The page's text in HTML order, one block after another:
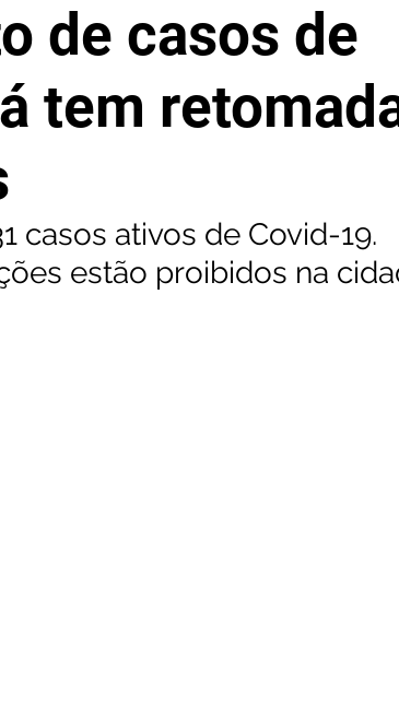
de casos de
tem
casos ativos de Covid-19.
estão proibidos na